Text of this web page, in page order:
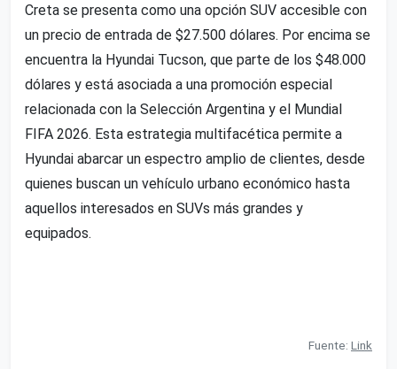
Creta se presenta como una opción SUV accesible con
un precio de entrada de $27.500 dólares. Por encima se
encuentra la Hyundai Tucson, que parte de los $48.000
dólares y está asociada a una promoción especial
relacionada con la Selección Argentina y el Mundial
FIFA 2026. Esta estrategia multifacética permite a
Hyundai abarcar un espectro amplio de clientes, desde
quienes buscan un vehículo urbano económico hasta
aquellos interesados en SUVs más grandes y
equipados.
Fuente: Link